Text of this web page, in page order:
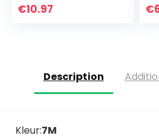
verstelbare
€10.97 €
Description
Kleur:7M